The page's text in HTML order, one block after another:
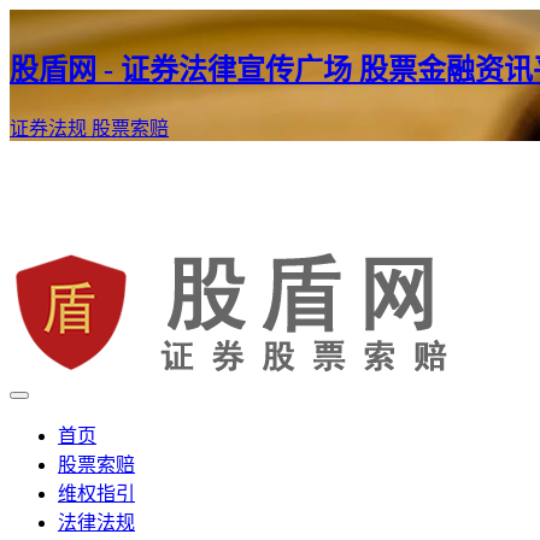
股盾网 - 证券法律宣传广场 股票金融资讯
证券法规 股票索赔
股盾网
证券股票维权网
首页
股票索赔
维权指引
法律法规